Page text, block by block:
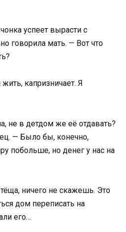
успеет вырасти с
говорила мать. — Вот что
капризничает. Я
не в детдом же её отдавать?
— Было бы, конечно,
побольше, но денег у нас на
ничего не скажешь. Это
дом переписать на
его…